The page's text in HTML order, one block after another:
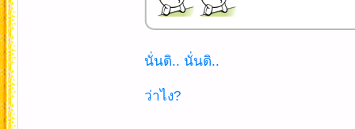
นั่นดิ.. นั่นดิ..
ว่าไง?